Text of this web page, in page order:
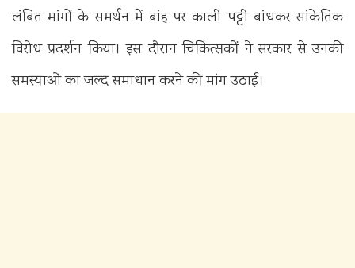
लंबित मांगों के समर्थन में बांह पर काली पट्टी बांधकर सांकेतिक
विरोध प्रदर्शन किया। इस दौरान चिकित्सकों ने सरकार से उनकी
समस्याओं का जल्द समाधान करने की मांग उठाई।